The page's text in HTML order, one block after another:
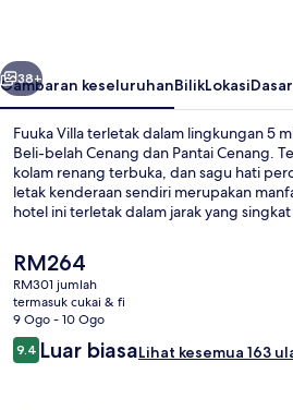
Seterusnya
38+
Gambaran keseluruhanBilikLokasiDasar
Fuuka Villa terletak dalam lingkungan 5
Beli-belah Cenang dan Pantai Cenang.
kolam renang terbuka, dan sagu hati
letak kenderaan sendiri merupakan
hotel ini terletak dalam jarak yang
keadaan keseluruhan hartanah.
Harga
semasa
ialah
RM264
RM264
RM301 jumlah
termasuk cukai & fi
9 Ogo - 10 Ogo
Ulasan
9.49.4 daripada 10
Luar biasaLihat kesemua 163